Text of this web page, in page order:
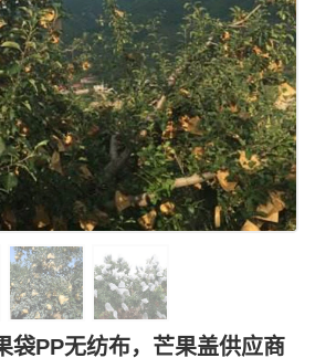
袋PP无纺布，芒果盖供应商